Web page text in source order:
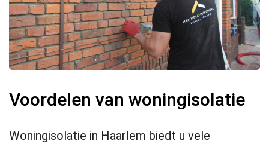
Voordelen van woningisolatie
Woningisolatie in Haarlem biedt u vele